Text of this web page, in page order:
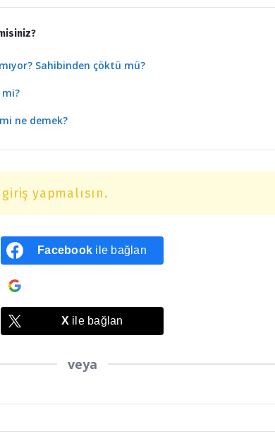
Sahibinden çöktü mü?
ne demek?
yapmalısın.
Facebook ile bağlan
X ile bağlan
veya